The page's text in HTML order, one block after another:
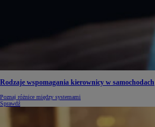
Rodzaje wspomagania kierownicy w samochodach
Poznaj różnice między systemami
Sprawdź